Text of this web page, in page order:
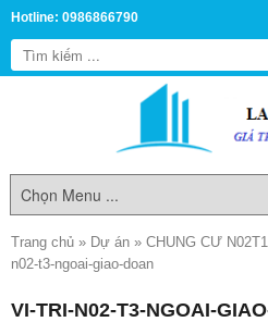
Hotline: 0986866790
Trang chủ » Dự án » CHUNG CƯ
n02-t3-ngoai-giao-doan
VI-TRI-N02-T3-NGOAI-